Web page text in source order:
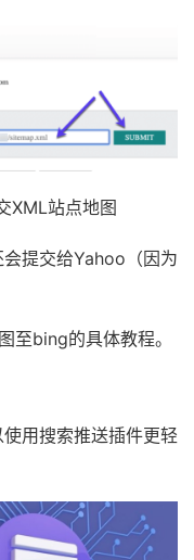
XML站点地图
提交给Yahoo（因为
至bing的具体教程。
用搜索推送插件更轻